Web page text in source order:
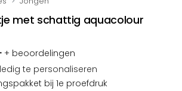
met schattig aquacolour
+ beoordelingen
te personaliseren
bij 1e proefdruk